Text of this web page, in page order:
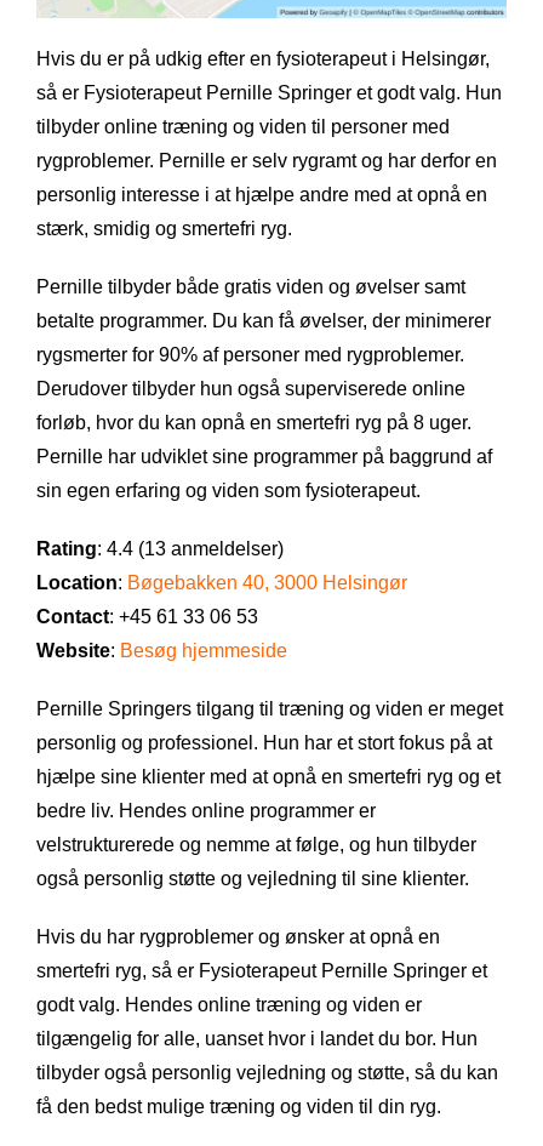
Hvis du er på udkig efter en fysioterapeut i Helsingør,
så er Fysioterapeut Pernille Springer et godt valg. Hun
tilbyder online træning og viden til personer med
rygproblemer. Pernille er selv rygramt og har derfor en
personlig interesse i at hjælpe andre med at opnå en
stærk, smidig og smertefri ryg.
Pernille tilbyder både gratis viden og øvelser samt
betalte programmer. Du kan få øvelser, der minimerer
rygsmerter for 90% af personer med rygproblemer.
Derudover tilbyder hun også superviserede online
forløb, hvor du kan opnå en smertefri ryg på 8 uger.
Pernille har udviklet sine programmer på baggrund af
sin egen erfaring og viden som fysioterapeut.
Rating: 4.4 (13 anmeldelser)
Location: Bøgebakken 40, 3000 Helsingør
Contact: +45 61 33 06 53
Website: Besøg hjemmeside
Pernille Springers tilgang til træning og viden er meget
personlig og professionel. Hun har et stort fokus på at
hjælpe sine klienter med at opnå en smertefri ryg og et
bedre liv. Hendes online programmer er
velstrukturerede og nemme at følge, og hun tilbyder
også personlig støtte og vejledning til sine klienter.
Hvis du har rygproblemer og ønsker at opnå en
smertefri ryg, så er Fysioterapeut Pernille Springer et
godt valg. Hendes online træning og viden er
tilgængelig for alle, uanset hvor i landet du bor. Hun
tilbyder også personlig vejledning og støtte, så du kan
få den bedst mulige træning og viden til din ryg.